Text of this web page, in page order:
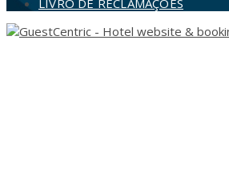
LIVRO DE RECLAMAÇÕES